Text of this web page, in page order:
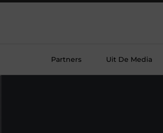
Partners Uit De Media